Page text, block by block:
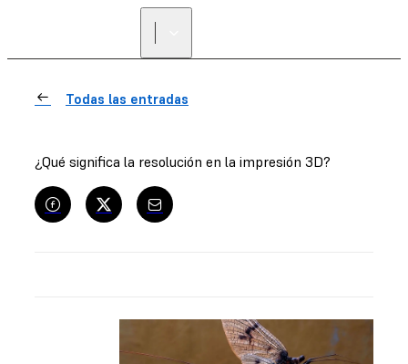
Todas las entradas
¿Qué significa la resolución en la impresión 3D?